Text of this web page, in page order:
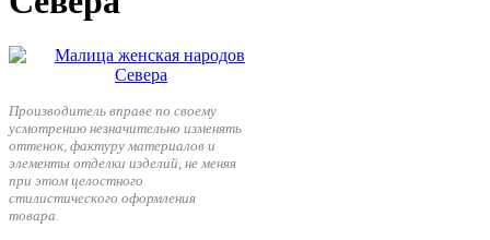
Производитель вправе по своему
усмотрению незначительно изменять
оттенок, фактуру материалов и
элементы отделки изделий, не меняя
при этом целостного
стилистического оформления
товара.